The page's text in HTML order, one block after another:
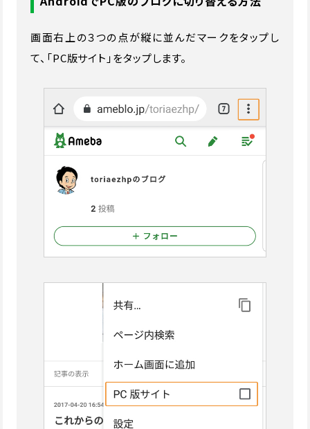
画面右上の３つの点が縦に並んだマークをタップし
て、「PC版サイト」をタップします。